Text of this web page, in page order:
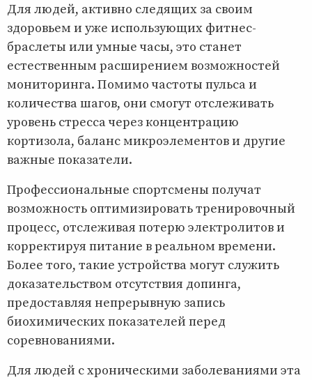
Для людей, активно следящих за своим
здоровьем и уже использующих фитнес-
браслеты или умные часы, это станет
естественным расширением возможностей
мониторинга. Помимо частоты пульса и
количества шагов, они смогут отслеживать
уровень стресса через концентрацию
кортизола, баланс микроэлементов и другие
важные показатели.
Профессиональные спортсмены получат
возможность оптимизировать тренировочный
процесс, отслеживая потерю электролитов и
корректируя питание в реальном времени.
Более того, такие устройства могут служить
доказательством отсутствия допинга,
предоставляя непрерывную запись
биохимических показателей перед
соревнованиями.
Для людей с хроническими заболеваниями эта